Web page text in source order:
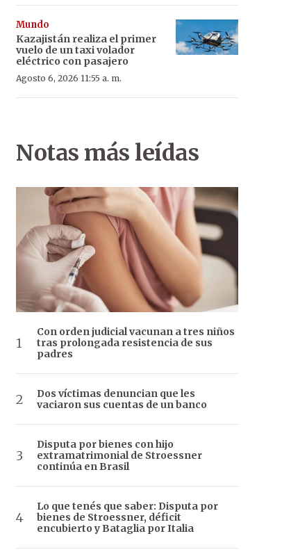
Mundo
Kazajistán realiza el primer
vuelo de un taxi volador
eléctrico con pasajero
Agosto 6, 2026 11:55 a. m.
Notas más leídas
Con orden judicial vacunan a tres niños
tras prolongada resistencia de sus
padres
Dos víctimas denuncian que les
vaciaron sus cuentas de un banco
Disputa por bienes con hijo
extramatrimonial de Stroessner
continúa en Brasil
Lo que tenés que saber: Disputa por
bienes de Stroessner, déficit
encubierto y Bataglia por Italia